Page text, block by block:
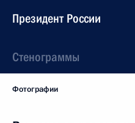
Президент России
Стенограммы
Фотографии